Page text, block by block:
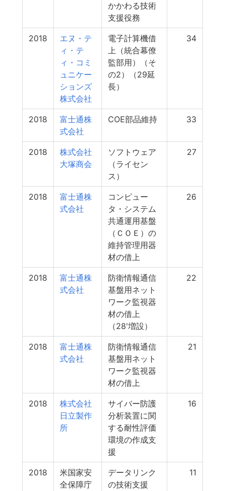
かかわる技術
支援役務
2018
エヌ・テ
ィ・テ
ィ・コミ
ュニケー
ションズ
株式会社
電子計算機借
上（統合幕僚
監部用）（そ
の2）（29延
長）
34
2018
富士通株
式会社
COE部品維持 33
2018
株式会社
大塚商会
ソフトウェア
（ライセン
ス）
27
2018
富士通株
式会社
コンピュー
タ・システム
共通運用基盤
（ＣＯＥ）の
維持管理用器
材の借上
26
2018
富士通株
式会社
防衛情報通信
基盤用ネット
ワーク監視器
材の借上
（28'増設）
22
2018
富士通株
式会社
防衛情報通信
基盤用ネット
ワーク監視器
材の借上
21
2018
株式会社
日立製作
所
サイバー防護
分析装置に関
する耐性評価
環境の作成支
援
16
2018
米国家安
全保障庁
データリンク
の技術支援
11